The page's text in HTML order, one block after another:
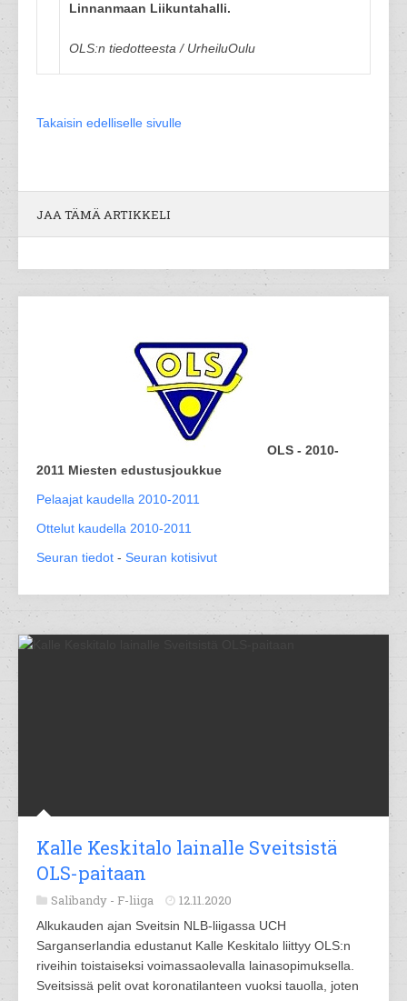
Linnanmaan Liikuntahalli.
OLS:n tiedotteesta / UrheiluOulu
Takaisin edelliselle sivulle
JAA TÄMÄ ARTIKKELI
OLS - 2010-
2011 Miesten edustusjoukkue
Pelaajat kaudella 2010-2011
Ottelut kaudella 2010-2011
Seuran tiedot - Seuran kotisivut
Kalle Keskitalo lainalle Sveitsistä
OLS-paitaan
Salibandy - F-liiga 12.11.2020
Alkukauden ajan Sveitsin NLB-liigassa UCH
Sarganserlandia edustanut Kalle Keskitalo liittyy OLS:n
riveihin toistaiseksi voimassaolevalla lainasopimuksella.
Sveitsissä pelit ovat koronatilanteen vuoksi tauolla, joten